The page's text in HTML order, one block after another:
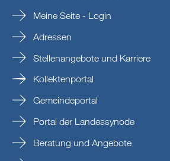
Meine Seite - Login
Adressen
Stellenangebote und Karriere
Kollektenportal
Gemeindeportal
Portal der Landessynode
Beratung und Angebote